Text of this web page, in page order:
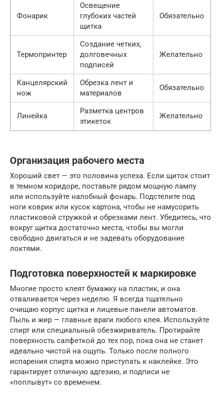
Фонарик
Освещение
глубоких частей
щитка
Обязательно
Термопринтер
Создание четких,
долговечных
подписей
Желательно
Канцелярский
нож
Обрезка лент и
материалов
Обязательно
Линейка
Разметка центров
этикеток
Желательно
Организация рабочего места
Хороший свет — это половина успеха. Если щиток стоит
в темном коридоре, поставьте рядом мощную лампу
или используйте налобный фонарь. Подстелите под
ноги коврик или кусок картона, чтобы не намусорить
пластиковой стружкой и обрезками лент. Убедитесь, что
вокруг щитка достаточно места, чтобы вы могли
свободно двигаться и не задевать оборудование
локтями.
Подготовка поверхностей к маркировке
Многие просто клеят бумажку на пластик, и она
отваливается через неделю. Я всегда тщательно
очищаю корпус щитка и лицевые панели автоматов.
Пыль и жир — главные враги любого клея. Используйте
спирт или специальный обезжириватель. Протирайте
поверхность салфеткой до тех пор, пока она не станет
идеально чистой на ощупь. Только после полного
испарения спирта можно приступать к наклейке. Это
гарантирует отличную адгезию, и подписи не
«поплывут» со временем.